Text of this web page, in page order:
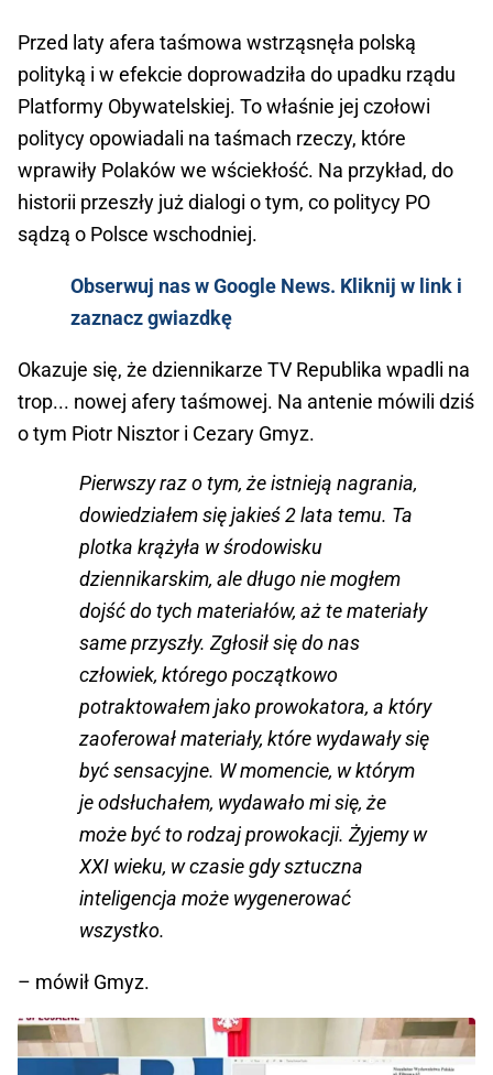
Przed laty afera taśmowa wstrząsnęła polską
polityką i w efekcie doprowadziła do upadku rządu
Platformy Obywatelskiej. To właśnie jej czołowi
politycy opowiadali na taśmach rzeczy, które
wprawiły Polaków we wściekłość. Na przykład, do
historii przeszły już dialogi o tym, co politycy PO
sądzą o Polsce wschodniej.
Obserwuj nas w Google News. Kliknij w link i
zaznacz gwiazdkę
Okazuje się, że dziennikarze TV Republika wpadli na
trop... nowej afery taśmowej. Na antenie mówili dziś
o tym Piotr Nisztor i Cezary Gmyz.
Pierwszy raz o tym, że istnieją nagrania,
dowiedziałem się jakieś 2 lata temu. Ta
plotka krążyła w środowisku
dziennikarskim, ale długo nie mogłem
dojść do tych materiałów, aż te materiały
same przyszły. Zgłosił się do nas
człowiek, którego początkowo
potraktowałem jako prowokatora, a który
zaoferował materiały, które wydawały się
być sensacyjne. W momencie, w którym
je odsłuchałem, wydawało mi się, że
może być to rodzaj prowokacji. Żyjemy w
XXI wieku, w czasie gdy sztuczna
inteligencja może wygenerować
wszystko.
– mówił Gmyz.